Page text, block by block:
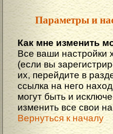
Параметры и
Как мне изменить
Все ваши настройки
(если вы
их, перейдите в
ссылка на него
могут быть и
изменить все свои
Вернуться к началу